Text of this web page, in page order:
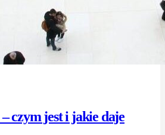
– czym jest i jakie daje